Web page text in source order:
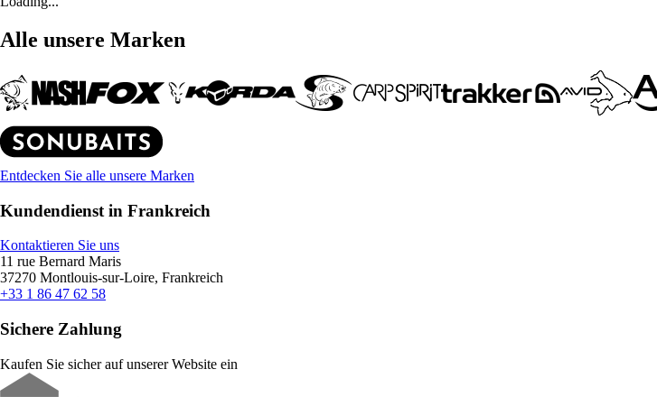
Alle unsere Marken
Entdecken Sie alle unsere Marken
Kundendienst in Frankreich
Kontaktieren Sie uns
11 rue Bernard Maris
37270 Montlouis-sur-Loire, Frankreich
+33 1 86 47 62 58
Sichere Zahlung
Kaufen Sie sicher auf unserer Website ein